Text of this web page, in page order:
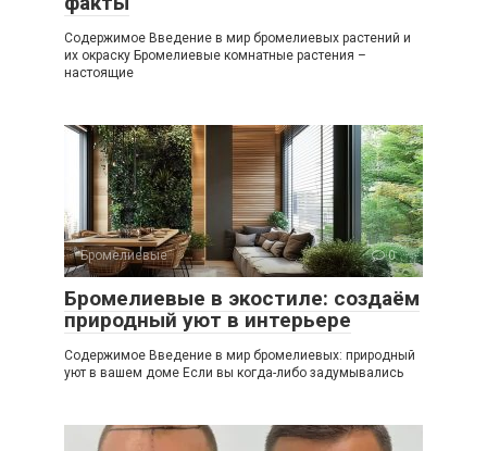
Содержимое Введение в мир бромелиевых растений и
их окраску Бромелиевые комнатные растения –
настоящие
Бромелиевые 0
Бромелиевые в экостиле: создаём
природный уют в интерьере
Содержимое Введение в мир бромелиевых: природный
уют в вашем доме Если вы когда-либо задумывались